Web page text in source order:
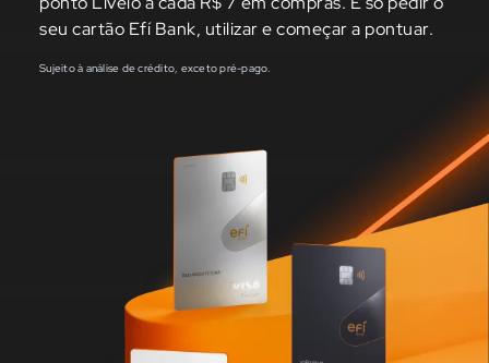
seu cartão Efí Bank, utilizar e começar a pontuar.
Sujeito à análise de crédito, exceto pré-pago.